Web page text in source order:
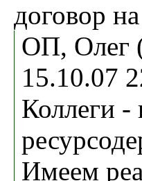
договор
ОП, Олег
15.10.07
Коллеги -
Имеем